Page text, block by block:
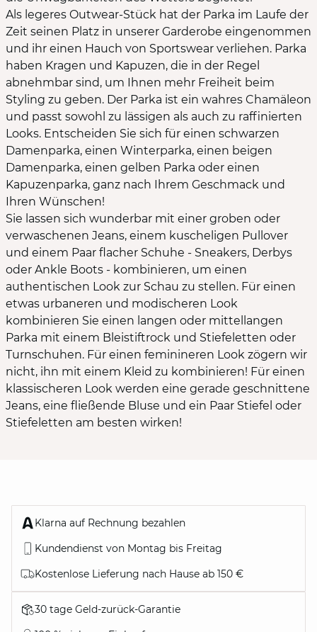
Als legeres Outwear-Stück hat der Parka im Laufe der
Zeit seinen Platz in unserer Garderobe eingenommen
und ihr einen Hauch von Sportswear verliehen. Parka
haben Kragen und Kapuzen, die in der Regel
abnehmbar sind, um Ihnen mehr Freiheit beim
Styling zu geben. Der Parka ist ein wahres Chamäleon
und passt sowohl zu lässigen als auch zu raffinierten
Looks. Entscheiden Sie sich für einen schwarzen
Damenparka, einen Winterparka, einen beigen
Damenparka, einen gelben Parka oder einen
Kapuzenparka, ganz nach Ihrem Geschmack und
Ihren Wünschen!
Sie lassen sich wunderbar mit einer groben oder
verwaschenen Jeans, einem kuscheligen Pullover
und einem Paar flacher Schuhe - Sneakers, Derbys
oder Ankle Boots - kombinieren, um einen
authentischen Look zur Schau zu stellen. Für einen
etwas urbaneren und modischeren Look
kombinieren Sie einen langen oder mittellangen
Parka mit einem Bleistiftrock und Stiefeletten oder
Turnschuhen. Für einen feminineren Look zögern wir
nicht, ihn mit einem Kleid zu kombinieren! Für einen
klassischeren Look werden eine gerade geschnittene
Jeans, eine fließende Bluse und ein Paar Stiefel oder
Stiefeletten am besten wirken!
Klarna auf Rechnung bezahlen
Kundendienst von Montag bis Freitag
Kostenlose Lieferung nach Hause ab 150 €
30 tage Geld-zurück-Garantie